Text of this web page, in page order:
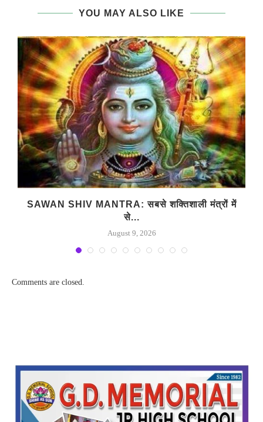
YOU MAY ALSO LIKE
SAWAN SHIV MANTRA: सबसे शक्तिशाली मंत्रों में
से...
August 9, 2026
Comments are closed.